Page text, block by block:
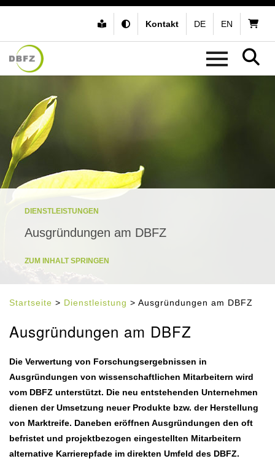
Kontakt DE EN
DIENSTLEISTUNGEN
Ausgründungen am DBFZ
ZUM INHALT SPRINGEN
Startseite > Dienstleistung > Ausgründungen am DBFZ
Ausgründungen am DBFZ
Die Verwertung von Forschungsergebnissen in
Ausgründungen von wissenschaftlichen Mitarbeitern wird
vom DBFZ unterstützt. Die neu entstehenden Unternehmen
dienen der Umsetzung neuer Produkte bzw. der Herstellung
von Marktreife. Daneben eröffnen Ausgründungen den oft
befristet und projektbezogen eingestellten Mitarbeitern
alternative Karrierepfade im direkten Umfeld des DBFZ.